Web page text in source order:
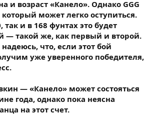
и возраст «Канело». Однако GGG
может легко оступиться.
и в 168 фунтах это будет
— такой же, как первый и второй.
что, если этот бой
уже уверенного победителя,
— «Канело» может состояться
года, однако пока неясна
на этот счет.